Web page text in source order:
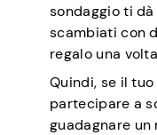
sondaggio ti
scambiati con
regalo una
Quindi, se il
partecipare a
guadagnare